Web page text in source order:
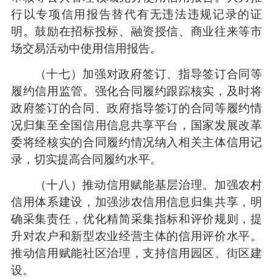
行以专项信用报告替代有无违法违规记录的证
明。鼓励在招标投标、融资授信、商业往来等市
场交易活动中使用信用报告。
（十七）加强对政府签订、指导签订合同等
履约信用监管。强化合同履约跟踪核实，及时将
政府签订的合同、政府指导签订的合同等履约情
况归集至全国信用信息共享平台，国家发展改革
委将经核实的合同履约情况纳入相关主体信用记
录，切实提高合同履约水平。
（十八）推动信用赋能基层治理。加强农村
信用体系建设，加强涉农信用信息归集共享，明
确采集责任，优化精简采集指标和评价规则，提
升对农户和新型农业经营主体的信用评价水平。
推动信用赋能社区治理，支持信用园区、街区建
设。